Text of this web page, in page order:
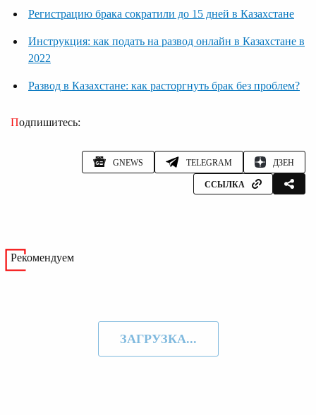
Регистрацию брака сократили до 15 дней в Казахстане
Инструкция: как подать на развод онлайн в Казахстане в
2022
Развод в Казахстане: как расторгнуть брак без проблем?
Подпишитесь:
GNEWS TELEGRAM ДЗЕН
ССЫЛКА
Рекомендуем
ЗАГРУЗКА...